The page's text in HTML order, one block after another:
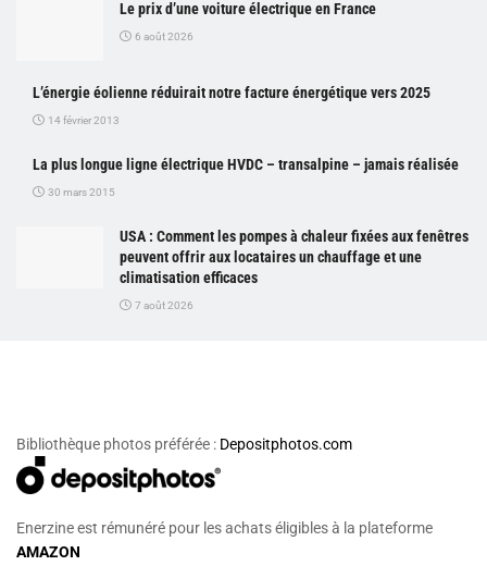
Le prix d’une voiture électrique en France
6 août 2026
L’énergie éolienne réduirait notre facture énergétique vers 2025
14 février 2013
La plus longue ligne électrique HVDC – transalpine – jamais réalisée
30 mars 2015
USA : Comment les pompes à chaleur fixées aux fenêtres
peuvent offrir aux locataires un chauffage et une
climatisation efficaces
7 août 2026
Bibliothèque photos préférée : Depositphotos.com
Enerzine est rémunéré pour les achats éligibles à la plateforme
AMAZON